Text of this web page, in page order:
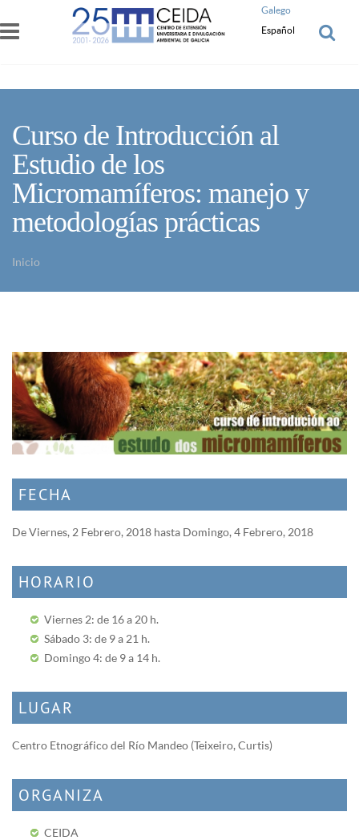
Pasar al contenido principal
Galego
Español
Curso de Introducción al
Estudio de los
Micromamíferos: manejo y
metodologías prácticas
Inicio
FECHA
DeViernes, 2 Febrero, 2018 hasta Domingo, 4 Febrero, 2018
HORARIO
Viernes 2: de 16 a 20 h.
Sábado 3: de 9 a 21 h.
Domingo 4: de 9 a 14 h.
LUGAR
Centro Etnográfico del Río Mandeo (Teixeiro, Curtis)
ORGANIZA
CEIDA